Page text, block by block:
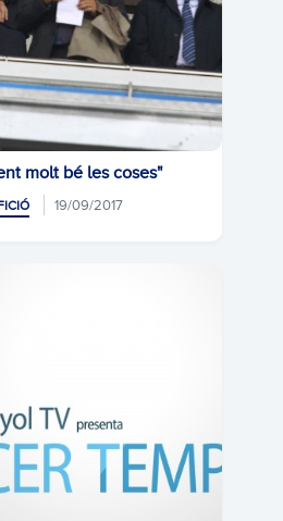
molt bé les coses"
19/09/2017